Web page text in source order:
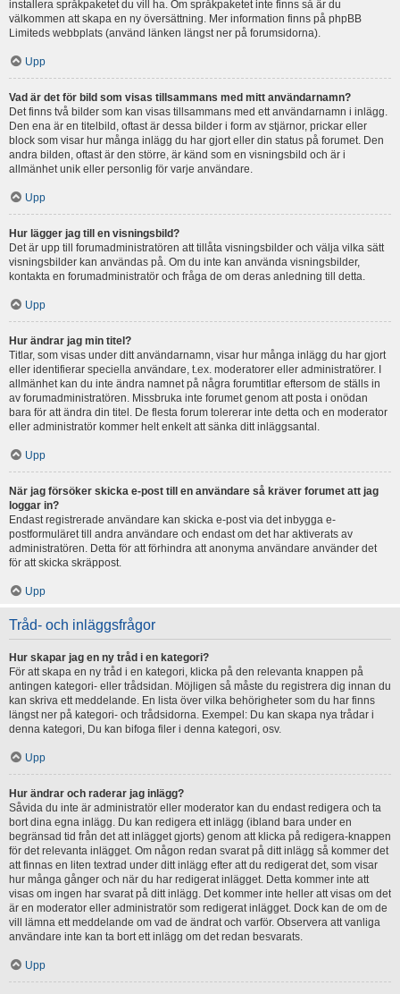
installera språkpaketet du vill ha. Om språkpaketet inte finns så är du
välkommen att skapa en ny översättning. Mer information finns på phpBB
Limiteds webbplats (använd länken längst ner på forumsidorna).
Upp
Vad är det för bild som visas tillsammans med mitt användarnamn?
Det finns två bilder som kan visas tillsammans med ett användarnamn i inlägg.
Den ena är en titelbild, oftast är dessa bilder i form av stjärnor, prickar eller
block som visar hur många inlägg du har gjort eller din status på forumet. Den
andra bilden, oftast är den större, är känd som en visningsbild och är i
allmänhet unik eller personlig för varje användare.
Upp
Hur lägger jag till en visningsbild?
Det är upp till forumadministratören att tillåta visningsbilder och välja vilka sätt
visningsbilder kan användas på. Om du inte kan använda visningsbilder,
kontakta en forumadministratör och fråga de om deras anledning till detta.
Upp
Hur ändrar jag min titel?
Titlar, som visas under ditt användarnamn, visar hur många inlägg du har gjort
eller identifierar speciella användare, t.ex. moderatorer eller administratörer. I
allmänhet kan du inte ändra namnet på några forumtitlar eftersom de ställs in
av forumadministratören. Missbruka inte forumet genom att posta i onödan
bara för att ändra din titel. De flesta forum tolererar inte detta och en moderator
eller administratör kommer helt enkelt att sänka ditt inläggsantal.
Upp
När jag försöker skicka e-post till en användare så kräver forumet att jag
loggar in?
Endast registrerade användare kan skicka e-post via det inbygga e-
postformuläret till andra användare och endast om det har aktiverats av
administratören. Detta för att förhindra att anonyma användare använder det
för att skicka skräppost.
Upp
Tråd- och inläggsfrågor
Hur skapar jag en ny tråd i en kategori?
För att skapa en ny tråd i en kategori, klicka på den relevanta knappen på
antingen kategori- eller trådsidan. Möjligen så måste du registrera dig innan du
kan skriva ett meddelande. En lista över vilka behörigheter som du har finns
längst ner på kategori- och trådsidorna. Exempel: Du kan skapa nya trådar i
denna kategori, Du kan bifoga filer i denna kategori, osv.
Upp
Hur ändrar och raderar jag inlägg?
Såvida du inte är administratör eller moderator kan du endast redigera och ta
bort dina egna inlägg. Du kan redigera ett inlägg (ibland bara under en
begränsad tid från det att inlägget gjorts) genom att klicka på redigera-knappen
för det relevanta inlägget. Om någon redan svarat på ditt inlägg så kommer det
att finnas en liten textrad under ditt inlägg efter att du redigerat det, som visar
hur många gånger och när du har redigerat inlägget. Detta kommer inte att
visas om ingen har svarat på ditt inlägg. Det kommer inte heller att visas om det
är en moderator eller administratör som redigerat inlägget. Dock kan de om de
vill lämna ett meddelande om vad de ändrat och varför. Observera att vanliga
användare inte kan ta bort ett inlägg om det redan besvarats.
Upp